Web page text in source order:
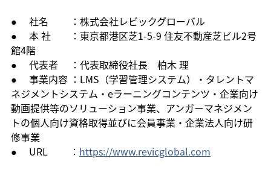
●     社名　 　：株式会社レビックグローバル
●     本 社　　：東京都港区芝1-5-9 住友不動産芝ビル2号
館4階
●     代表者 　：代表取締役社長　柏木 理
●     事業内容 ：LMS（学習管理システム）・タレントマ
ネジメントシステム・eラーニングコンテンツ・企業向け
動画提供等のソリューション事業、アンガーマネジメン
トの個人向け資格取得並びに会員事業・企業法人向け研
修事業
●     URL　　 ： https://www.revicglobal.com